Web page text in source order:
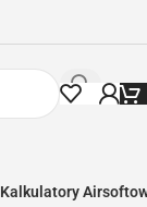
Kalkulatory